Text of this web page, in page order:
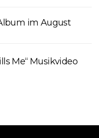
im August
Me“ Musikvideo